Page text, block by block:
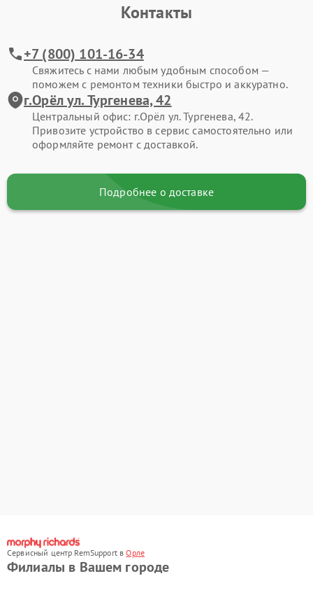
Контакты
+7 (800) 101-16-34
Свяжитесь с нами любым удобным способом —
поможем с ремонтом техники быстро и аккуратно.
г.Орёл ул. Тургенева, 42
Центральный офис: г.Орёл ул. Тургенева, 42.
Привозите устройство в сервис самостоятельно или
оформляйте ремонт с доставкой.
Подробнее о доставке
Сервисный центр RemSupport вОрле
Филиалы в Вашем городе